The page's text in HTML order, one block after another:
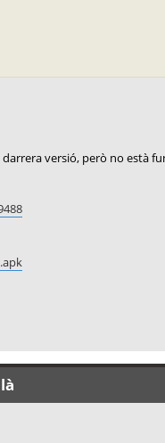
versió, però no està